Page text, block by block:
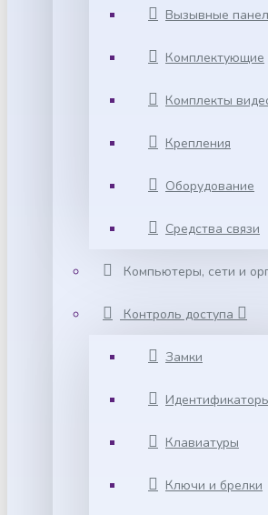
Вызывные
Комплектующие
Комплекты
Крепления
Оборудование
Средства связи
Компьютеры, сети и
Контроль доступа
Замки
Клавиатуры
Ключи и брелки